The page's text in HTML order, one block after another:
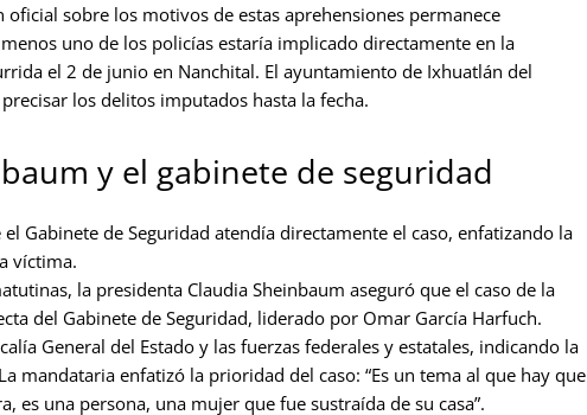
sobre los motivos de estas aprehensiones permanece
uno de los policías estaría implicado directamente en la
el 2 de junio en Nanchital. El ayuntamiento de Ixhuatlán del
los delitos imputados hasta la fecha.
y el gabinete de seguridad
Gabinete de Seguridad atendía directamente el caso, enfatizando la
víctima.
la presidenta Claudia Sheinbaum aseguró que el caso de la
del Gabinete de Seguridad, liderado por Omar García Harfuch.
General del Estado y las fuerzas federales y estatales, indicando la
mandataria enfatizó la prioridad del caso: “Es un tema al que hay que
es una persona, una mujer que fue sustraída de su casa”.